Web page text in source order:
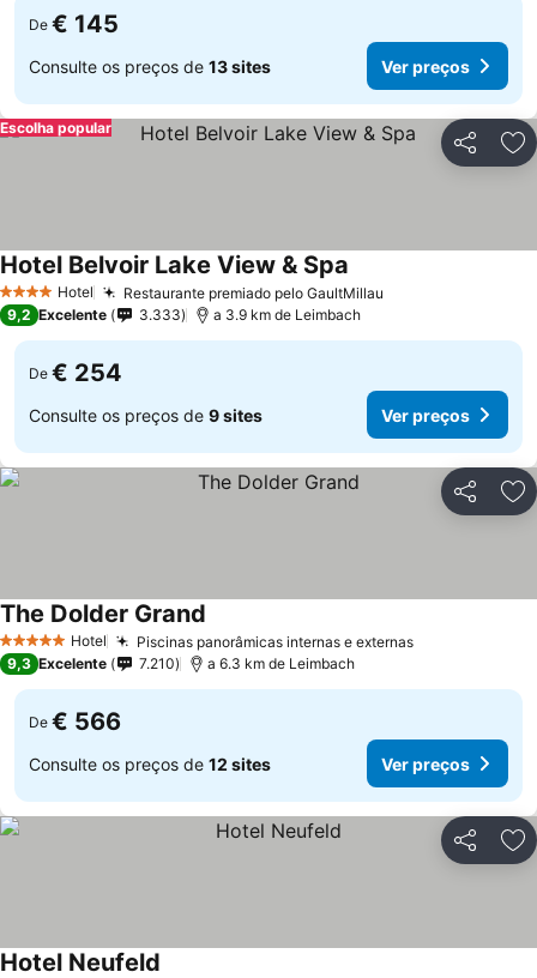
De € 145
Consulte os preços de 13 sites Ver preços
Partilhar
Escolha popular
4 EstrelasHotel Restaurante premiado pelo GaultMillau
Hotel Belvoir Lake View & Spa
9,2 Excelente 3.333 a 3.9 km de Leimbach
De € 254
Consulte os preços de 9 sites Ver preços
Partilhar
5 Estrelas Hotel Piscinas panorâmicas internas e externasVer preços
The Dolder Grand
9,3 Excelente 7.210 a 6.3 km de Leimbach
De € 566
Consulte os preços de 12 sites Ver preços
Partilhar
Hotel Neufeld